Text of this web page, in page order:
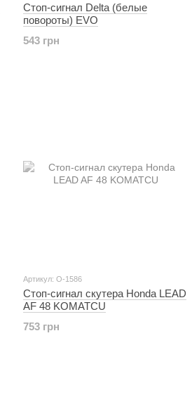
Стоп-сигнал Delta (белые
повороты) EVO
543 грн
Артикул: O-1586
Стоп-сигнал скутера Honda LEAD
AF 48 KOMATCU
753 грн